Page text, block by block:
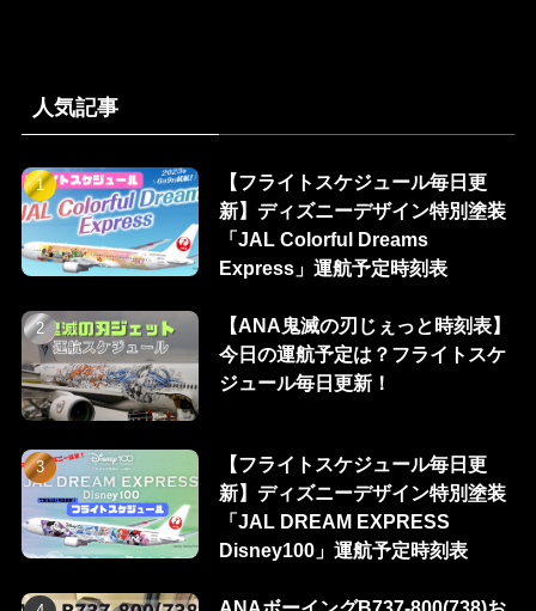
人気記事
【フライトスケジュール毎日更
新】ディズニーデザイン特別塗装
「JAL Colorful Dreams
Express」運航予定時刻表
【ANA鬼滅の刃じぇっと時刻表】
今日の運航予定は？フライトスケ
ジュール毎日更新！
【フライトスケジュール毎日更
新】ディズニーデザイン特別塗装
「JAL DREAM EXPRESS
Disney100」運航予定時刻表